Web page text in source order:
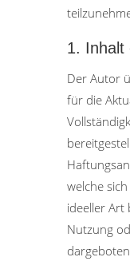
1. Inhalt
Der Autor
für die
welche
ideeller Art
Nutzung